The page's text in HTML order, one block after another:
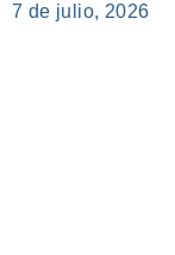
7 de julio, 2026